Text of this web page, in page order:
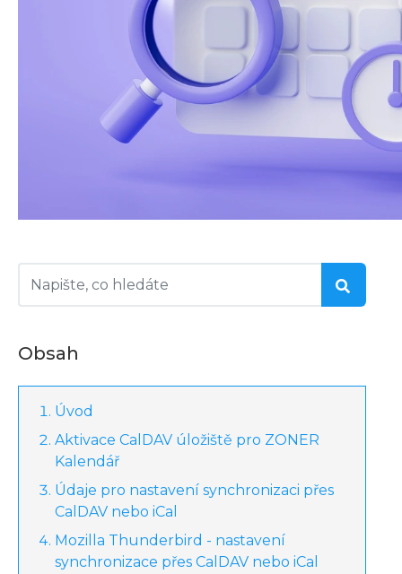
Obsah
Úvod
Aktivace CalDAV úložiště pro ZONER
Kalendář
Údaje pro nastavení synchronizaci přes
CalDAV nebo iCal
Mozilla Thunderbird - nastavení
synchronizace přes CalDAV nebo iCal